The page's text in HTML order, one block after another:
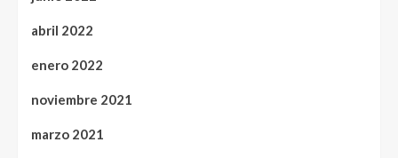
abril 2022
enero 2022
noviembre 2021
marzo 2021